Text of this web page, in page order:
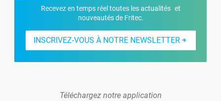
Recevez en temps réel toutes les actualités et
nouveautés de Fritec.
INSCRIVEZ-VOUS À NOTRE NEWSLETTER
Téléchargez notre application